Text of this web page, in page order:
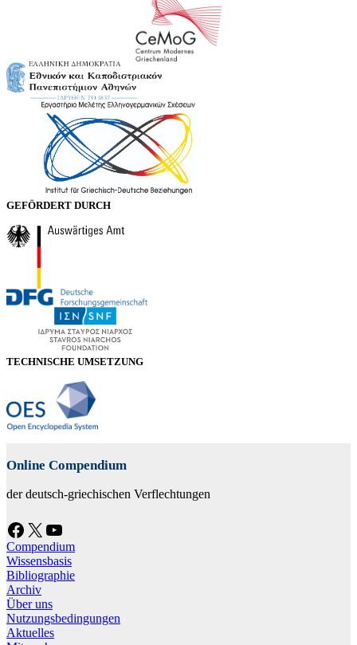
GEFÖRDERT DURCH
TECHNISCHE UMSETZUNG
Online Compendium
der deutsch-griechischen Verflechtungen
Facebook X YouTube
Compendium
Wissensbasis
Bibliographie
Archiv
Über uns
Nutzungsbedingungen
Aktuelles